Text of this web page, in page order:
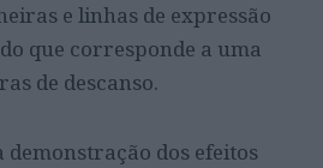
e linhas de expressão
que corresponde a uma
de descanso.
dos efeitos